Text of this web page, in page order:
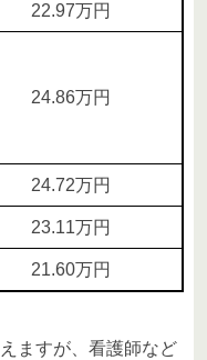
22.97万円
24.86万円
24.72万円
23.11万円
21.60万円
ますが、看護師など